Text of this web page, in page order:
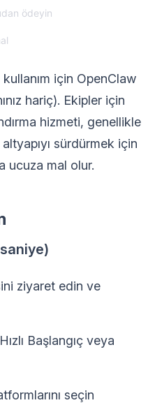
ödeyin
kullanım için OpenClaw
hariç). Ekipler için
hizmeti, genellikle
sürdürmek için
ucuza mal olur.
ziyaret edin ve
Başlangıç veya
seçin